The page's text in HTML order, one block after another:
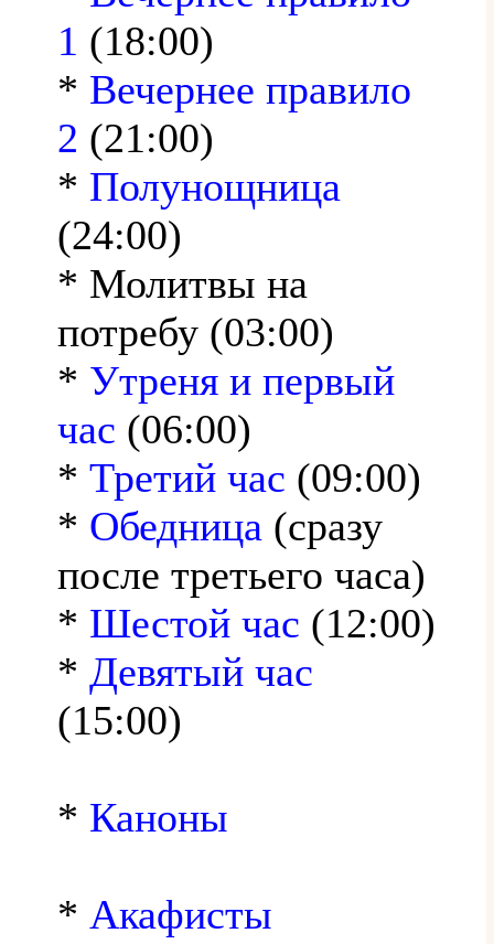
1 (18:00)
* Вечернее правило
2 (21:00)
* Полунощница
(24:00)
* Молитвы на
потребу (03:00)
* Утреня и первый
час (06:00)
* Третий час (09:00)
* Обедница (сразу
после третьего часа)
* Шестой час (12:00)
* Девятый час
(15:00)
* Каноны
* Акафисты